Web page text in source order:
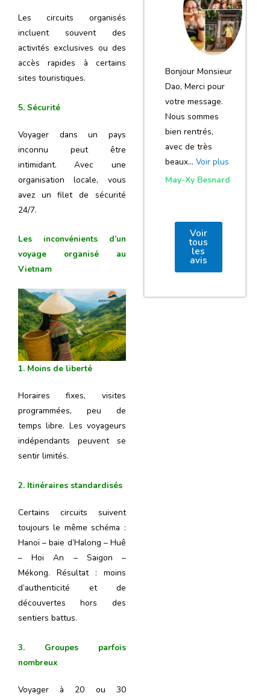
Les circuits organisés
incluent souvent des
activités exclusives ou des
accès rapides à certains
sites touristiques.
5. Sécurité
Voyager dans un pays
inconnu peut être
intimidant. Avec une
organisation locale, vous
avez un filet de sécurité
24/7.
Les inconvénients d’un
voyage organisé au
Vietnam
1. Moins de liberté
Horaires fixes, visites
programmées, peu de
temps libre. Les voyageurs
indépendants peuvent se
sentir limités.
2. Itinéraires standardisés
Certains circuits suivent
toujours le même schéma :
Hanoï – baie d’Halong – Huê
– Hoi An – Saigon –
Mékong. Résultat : moins
d’authenticité et de
découvertes hors des
sentiers battus.
3. Groupes parfois
nombreux
Voyager à 20 ou 30
notre voyage
et de votre
agence
Bonjour Monsieur
Dao, Merci pour
votre message.
Nous sommes
bien rentrés,
avec de très
beaux… Voir plus
May-Xy Besnard
Voir
tous
les
avis